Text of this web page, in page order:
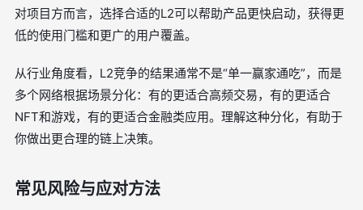
对项目方而言，选择合适的L2可以帮助产品更快启动，获得更
低的使用门槛和更广的用户覆盖。
从行业角度看，L2竞争的结果通常不是“单一赢家通吃”，而是
多个网络根据场景分化：有的更适合高频交易，有的更适合
NFT和游戏，有的更适合金融类应用。理解这种分化，有助于
你做出更合理的链上决策。
常见风险与应对方法